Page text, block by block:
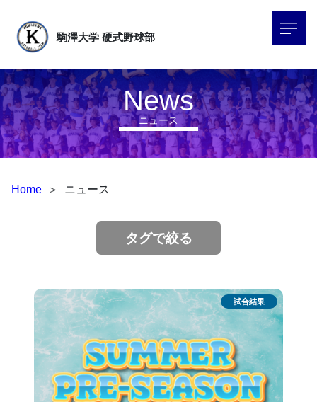
駒澤大学 硬式野球部
ニュース
News
Home ＞ ニュース
タグで絞る